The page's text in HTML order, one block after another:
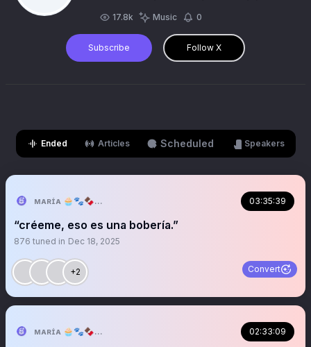
y muchos besos | #Mafin 🧁
17.8k Music 0
Subscribe Follow X
Ended Articles Scheduled Speakers
ᴍᴀʀɪ́ᴀ 🧁🐾🍫🥪🎄 03:35:39
“créeme, eso es una bobería.”
876 tuned in Dec 18, 2025
+2 Convert
ᴍᴀʀɪ́ᴀ 🧁🐾🍫🥪🎄 02:33:09